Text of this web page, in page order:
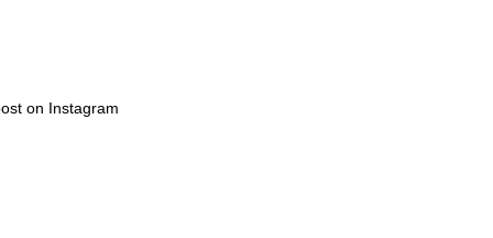
on Instagram